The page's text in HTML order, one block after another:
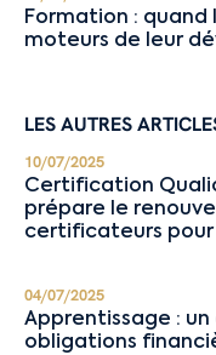
Formation : quand
moteurs de leur
LES AUTRES
10/07/2025
Certification
prépare le
certificateurs pour
04/07/2025
Apprentissage :
obligations